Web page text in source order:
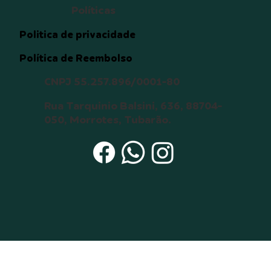
destino que envolva o animal,
tais como desaparecimento ou
morte;
12. Manter contato com o
doador temporário por meio de
mensagens de texto, vídeo e
foto para obter notícias do
animal até a completa
adaptação do animal (6 meses).
Estou ciente de que:
a) Um cão ou gato pode viver
Política de Reembolso
Politica de privacidade
Políticas
CNPJ 55.257.896/0001-80
Rua Tarquinio Balsini, 636, 88704-
050, Morrotes, Tubarão.